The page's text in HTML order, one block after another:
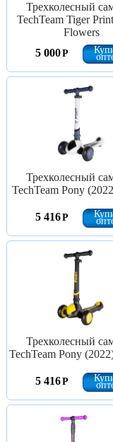
Трехколесный
TechTeam Tiger
Flowers
5 000Р
Трехколесный
TechTeam Pony
5 416Р
Трехколесный
TechTeam Pony
5 416Р